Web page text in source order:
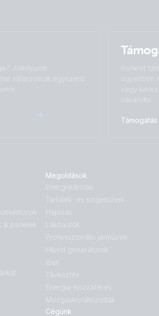
Jólképzett
válaszolnak egyszerű
Konkrét
ügyekben
vagy
vásárolta.
Támogatás
& panelek
Megoldások
Energiatárolás
Tartalék- és szigetüzem
Hajózás
Lakóautók
Professzionális járművek
Hibrid generátorok
Ipari
Távközlés
Energia-hozzáférés
Mozgáskorlátozottak
Cégünk